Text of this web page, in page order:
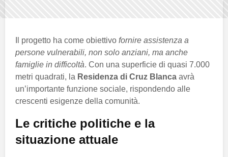
Il progetto ha come obiettivo fornire assistenza a
persone vulnerabili, non solo anziani, ma anche
famiglie in difficoltà. Con una superficie di quasi 7.000
metri quadrati, la Residenza di Cruz Blanca avrà
un’importante funzione sociale, rispondendo alle
crescenti esigenze della comunità.
Le critiche politiche e la
situazione attuale